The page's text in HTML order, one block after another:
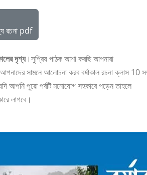
রচনা pdf
দৃশ্য।সুপ্রিয় পাঠক আশা করছি আপনারা
সামনে আলোচনা করব বর্ষাকাল রচনা ক্লাস 10
আপনি পুরো পর্বটি মনোযোগ সহকারে পড়েন তাহলে
লাগবে।